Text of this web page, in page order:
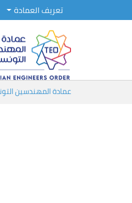
Skip to main content
تعريف العمادة
You are here:
عمادة المهندسين